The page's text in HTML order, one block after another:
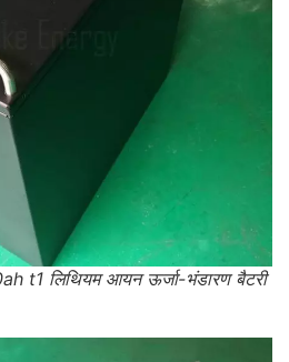
t1 लिथियम आयन ऊर्जा-भंडारण बैटरी